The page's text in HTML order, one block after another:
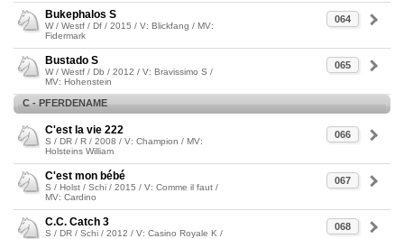
064
Bukephalos S
W / Westf / Df / 2015 / V: Blickfang / MV:
Fidermark
065
Bustado S
W / Westf / Db / 2012 / V: Bravissimo S /
MV: Hohenstein
C - PFERDENAME
066
C'est la vie 222
S / DR / R / 2008 / V: Champion / MV:
Holsteins William
067
C'est mon bébé
S / Holst / Schi / 2015 / V: Comme il faut /
MV: Cardino
068
C.C. Catch 3
S / DR / Schi / 2012 / V: Casino Royale K /